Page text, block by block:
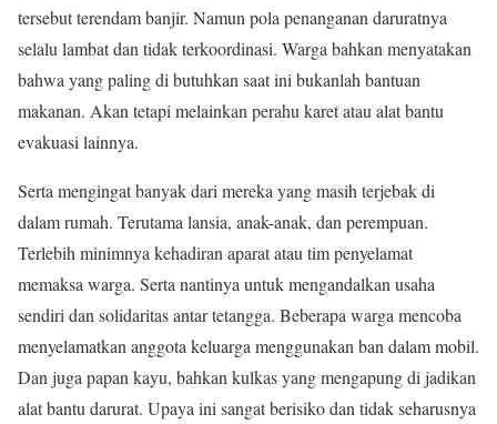
tersebut terendam banjir. Namun pola penanganan daruratnya
selalu lambat dan tidak terkoordinasi. Warga bahkan menyatakan
bahwa yang paling di butuhkan saat ini bukanlah bantuan
makanan. Akan tetapi melainkan perahu karet atau alat bantu
evakuasi lainnya.
Serta mengingat banyak dari mereka yang masih terjebak di
dalam rumah. Terutama lansia, anak-anak, dan perempuan.
Terlebih minimnya kehadiran aparat atau tim penyelamat
memaksa warga. Serta nantinya untuk mengandalkan usaha
sendiri dan solidaritas antar tetangga. Beberapa warga mencoba
menyelamatkan anggota keluarga menggunakan ban dalam mobil.
Dan juga papan kayu, bahkan kulkas yang mengapung di jadikan
alat bantu darurat. Upaya ini sangat berisiko dan tidak seharusnya